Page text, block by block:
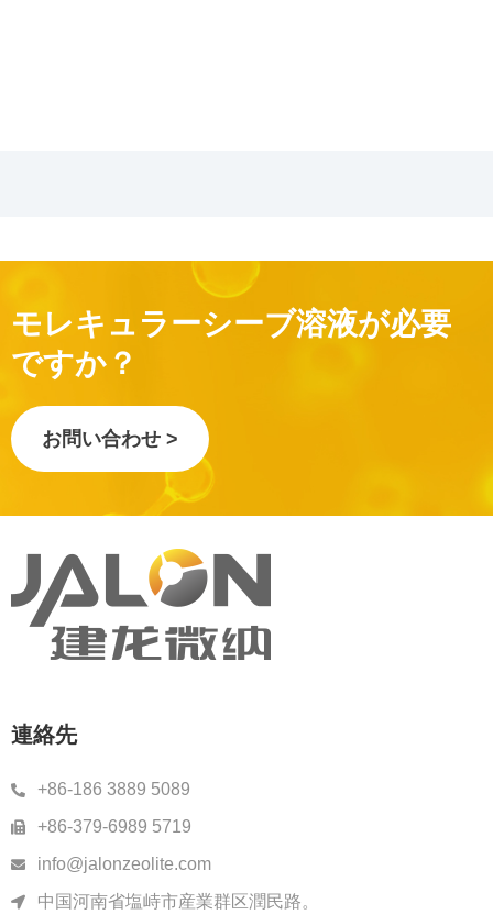
モレキュラーシーブ溶液が必要
ですか？
お問い合わせ >
連絡先
+86-186 3889 5089
+86-379-6989 5719
info@jalonzeolite.com
中国河南省塩峙市産業群区潤民路。